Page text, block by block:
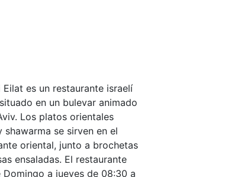
Eilat es un restaurante israelí
en un bulevar animado
Los platos orientales
shawarma se sirven en el
oriental, junto a brochetas
ensaladas. El restaurante
Domingo a jueves de 08:30 a